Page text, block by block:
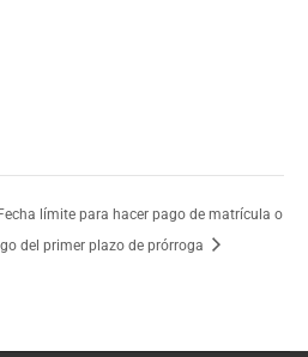
Fecha límite para hacer pago de matrícula o
del primer plazo de prórroga